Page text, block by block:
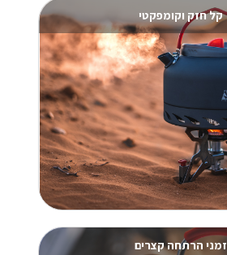
קל חזק וקומפקטי
זמני הרתחה קצרים